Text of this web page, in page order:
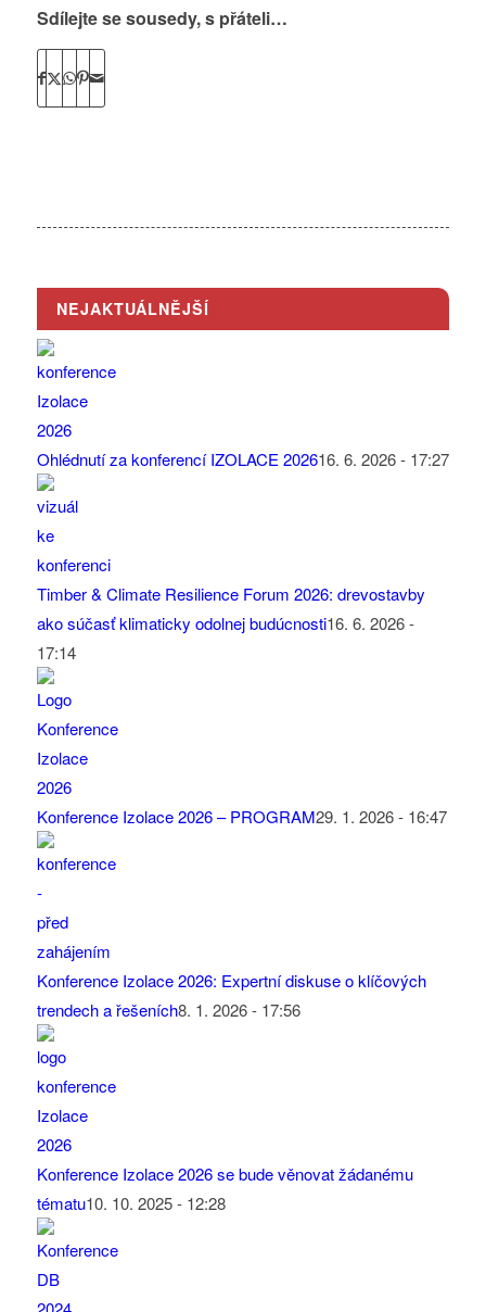
Sdílejte se sousedy, s přáteli…
NEJAKTUÁLNĚJŠÍ
Ohlédnutí za konferencí IZOLACE 202616. 6. 2026 - 17:27
Timber & Climate Resilience Forum 2026: drevostavby
ako súčasť klimaticky odolnej budúcnosti16. 6. 2026 -
17:14
Konference Izolace 2026 – PROGRAM29. 1. 2026 - 16:47
Konference Izolace 2026: Expertní diskuse o klíčových
trendech a řešeních8. 1. 2026 - 17:56
Konference Izolace 2026 se bude věnovat žádanému
tématu10. 10. 2025 - 12:28